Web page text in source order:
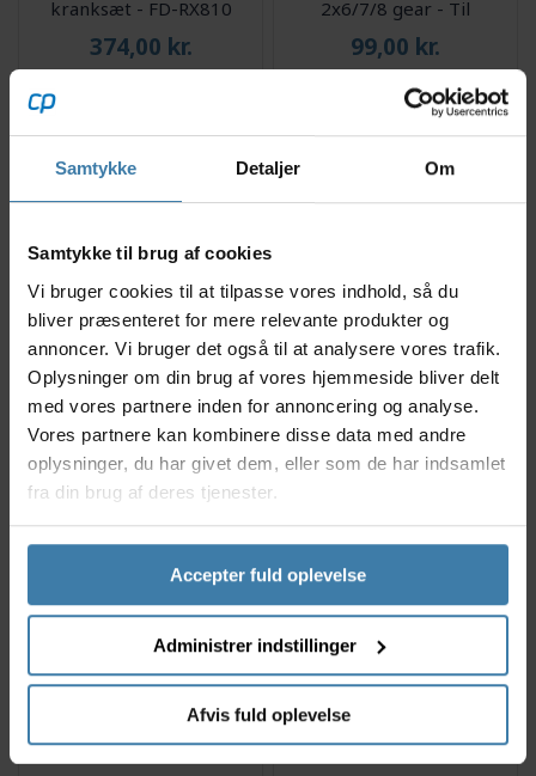
Samtykke Detaljer Om
Samtykke til brug af cookies
Vi bruger cookies til at tilpasse vores indhold, så du
bliver præsenteret for mere relevante produkter og
annoncer. Vi bruger det også til at analysere vores trafik.
Oplysninger om din brug af vores hjemmeside bliver delt
med vores partnere inden for annoncering og analyse.
Vores partnere kan kombinere disse data med andre
oplysninger, du har givet dem, eller som de har indsamlet
fra din brug af deres tjenester.
Accepter fuld oplevelse
Administrer indstillinger
Afvis fuld oplevelse
kranksæt - FD-RX810
374,00 kr.
5 på lager
2x6/7/8 gear - Til
sadelrørs montering 31,8-
34,9mm - 63-68
99,00 kr.
4 på lager
Shimano Tiagra -
Forskifter FD4700 til 2 x
10 gear - Til direkte
montering
239,00kr.
Shimano Tiagra -
Forskifter FD4703 til 3 x
10 gear - Til direkte
montering
229,00 kr.